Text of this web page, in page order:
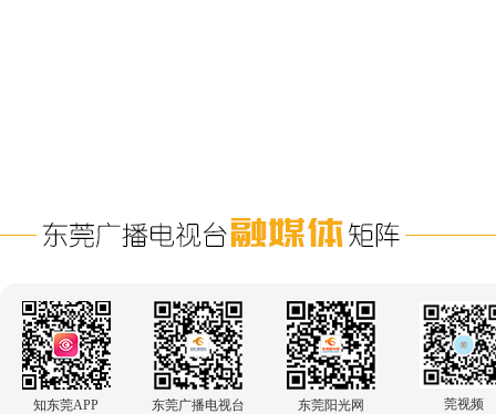
知东莞APP
东莞广播电视台
东莞阳光网
莞视频